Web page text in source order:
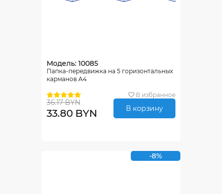
Модель: 10085
Папка-передвижка на 5 горизонтальных
карманов А4
В избранное
36.17 BYN
33.80 BYN В корзину
-8%